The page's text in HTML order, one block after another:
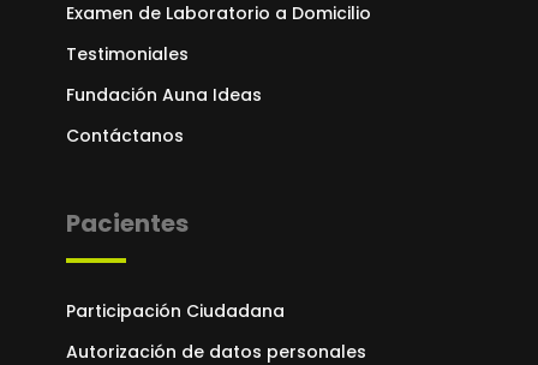
Examen de Laboratorio a Domicilio
Testimoniales
Fundación Auna Ideas
Contáctanos
Pacientes
Participación Ciudadana
Autorización de datos personales